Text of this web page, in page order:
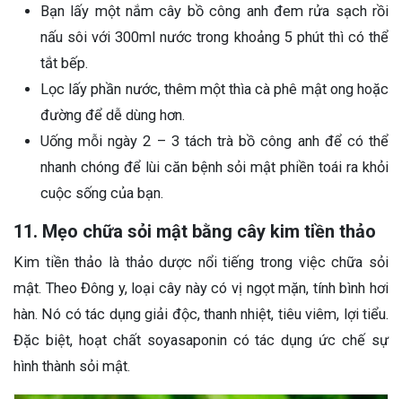
Bạn lấy một nắm cây bồ công anh đem rửa sạch rồi
nấu sôi với 300ml nước trong khoảng 5 phút thì có thể
tắt bếp.
Lọc lấy phần nước, thêm một thìa cà phê mật ong hoặc
đường để dễ dùng hơn.
Uống mỗi ngày 2 – 3 tách trà bồ công anh để có thể
nhanh chóng để lùi căn bệnh sỏi mật phiền toái ra khỏi
cuộc sống của bạn.
11. Mẹo chữa sỏi mật bằng cây kim tiền thảo
Kim tiền thảo là thảo dược nổi tiếng trong việc chữa sỏi
mật. Theo Đông y, loại cây này có vị ngọt mặn, tính bình hơi
hàn. Nó có tác dụng giải độc, thanh nhiệt, tiêu viêm, lợi tiểu.
Đặc biệt, hoạt chất soyasaponin có tác dụng ức chế sự
hình thành sỏi mật.